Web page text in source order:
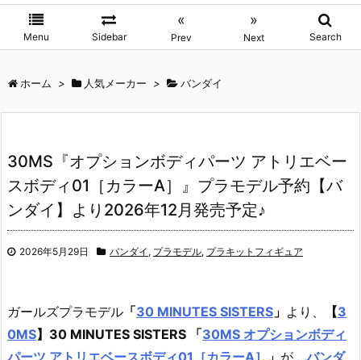
Menu Sidebar
«
Prev
»
Next Search
ホーム > 人気メーカー > バンダイ
30MS『オプションボディパーツ アトリエベー
スボディ01［カラーA］』プラモデル予約【バ
ンダイ】より2026年12月発売予定♪
2026年5月29日 バンダイ , プラモデル, プラキットフィギュア
ガールズプラモデル 「30 MINUTES SISTERS 」 より、 【3
0MS】30 MINUTES SISTERS 「30MS オプションボディ
パーツ アトリエベースボディ01［カラーA］
」 が、バンダ